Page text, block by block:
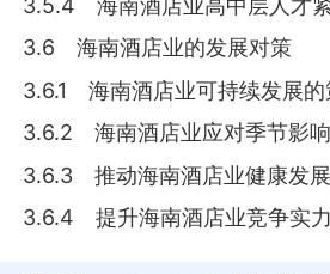
3.6 海南酒店业的发展对策
3.6.1 海南酒店业可持续发展的
3.6.2 海南酒店业应对季节影
3.6.3 推动海南酒店业健康发
3.6.4 提升海南酒店业竞争实